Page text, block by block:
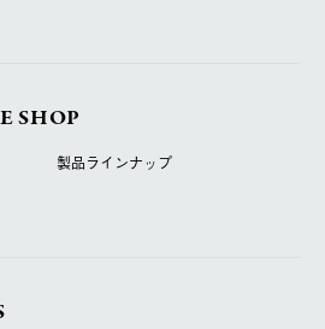
SHOP
製品ラインナップ